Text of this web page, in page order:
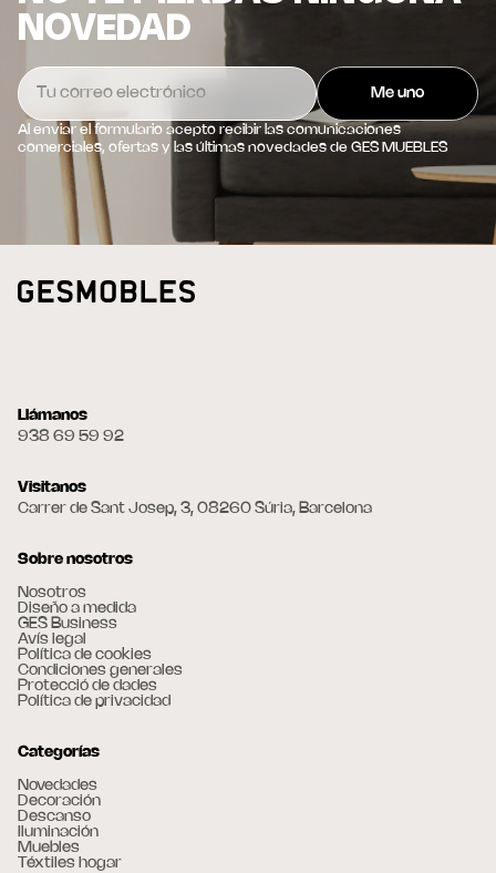
NOVEDAD
Al enviar el formulario acepto recibir las comunicaciones
comerciales, ofertas y las últimas novedades de GES MUEBLES
Llámanos
938 69 59 92
Visitanos
Carrer de Sant Josep, 3, 08260 Súria, Barcelona
Sobre nosotros
Nosotros
Diseño a medida
GES Business
Avís legal
Política de cookies
Condiciones generales
Protecció de dades
Política de privacidad
Categorías
Novedades
Decoración
Descanso
Iluminación
Muebles
Téxtiles hogar